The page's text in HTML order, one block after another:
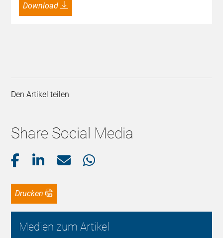
Download
Den Artikel teilen
Share Social Media
Drucken
Medien zum Artikel